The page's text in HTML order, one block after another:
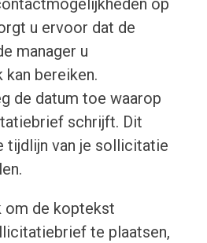
op
u ervoor dat de
manager u
kan bereiken.
de datum toe waarop
schrijft. Dit
tijdlijn van je sollicitatie
om de koptekst
te plaatsen,